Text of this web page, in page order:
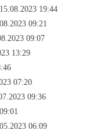
19:44
09:21
09:07
13:29
07:20
09:36
06:09